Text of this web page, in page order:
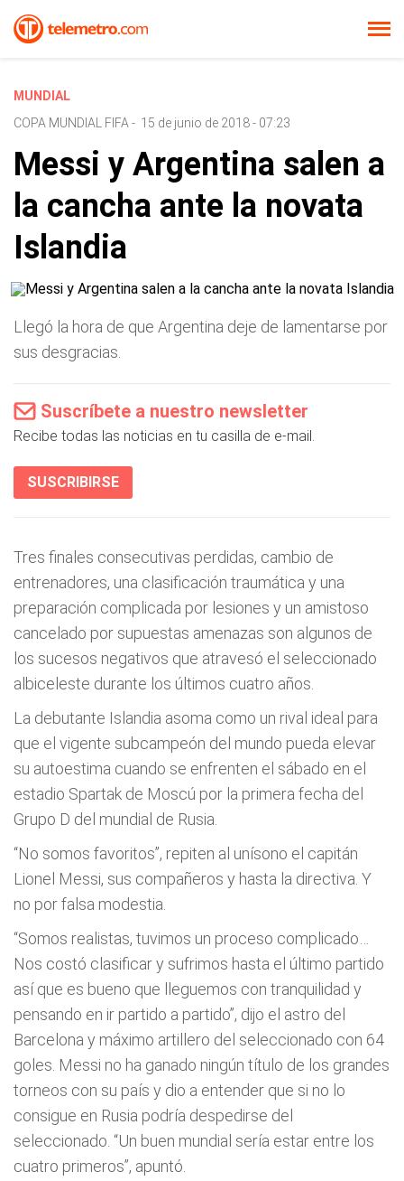
MUNDIAL
COPA MUNDIAL FIFA - 15 de junio de 2018 - 07:23
Messi y Argentina salen a
la cancha ante la novata
Islandia
Llegó la hora de que Argentina deje de lamentarse por
sus desgracias.
Suscríbete a nuestro newsletter
Recibe todas las noticias en tu casilla de e-mail.
SUSCRIBIRSE
Tres finales consecutivas perdidas, cambio de
entrenadores, una clasificación traumática y una
preparación complicada por lesiones y un amistoso
cancelado por supuestas amenazas son algunos de
los sucesos negativos que atravesó el seleccionado
albiceleste durante los últimos cuatro años.
La debutante Islandia asoma como un rival ideal para
que el vigente subcampeón del mundo pueda elevar
su autoestima cuando se enfrenten el sábado en el
estadio Spartak de Moscú por la primera fecha del
Grupo D del mundial de Rusia.
“No somos favoritos”, repiten al unísono el capitán
Lionel Messi, sus compañeros y hasta la directiva. Y
no por falsa modestia.
“Somos realistas, tuvimos un proceso complicado…
Nos costó clasificar y sufrimos hasta el último partido
así que es bueno que lleguemos con tranquilidad y
pensando en ir partido a partido”, dijo el astro del
Barcelona y máximo artillero del seleccionado con 64
goles. Messi no ha ganado ningún título de los grandes
torneos con su país y dio a entender que si no lo
consigue en Rusia podría despedirse del
seleccionado. “Un buen mundial sería estar entre los
cuatro primeros”, apuntó.